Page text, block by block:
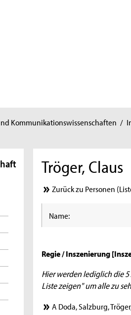
Kommunikationswissenschaften /
Tröger, Claus
Zurück zu Personen
Name:
Regie / Inszenierung
Hier werden lediglich die
Liste zeigen" um alle zu
A Doda, Salzburg,